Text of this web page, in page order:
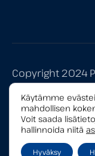
Copyright 2024
Yleiset
Käytämme
mahdollisen
Voit saada
hallinnoida niitä
Hyväksy